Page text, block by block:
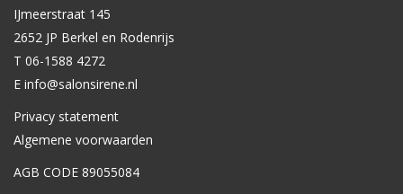
IJmeerstraat 145
2652 JP Berkel en Rodenrijs
T 06-1588 4272
E info@salonsirene.nl
Privacy statement
Algemene voorwaarden
AGB CODE 89055084